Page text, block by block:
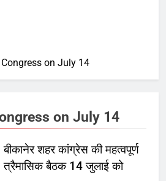
on July 14
on July 14
बीकानेर शहर कांग्रेस की महत्वपूर्ण
त्रैमासिक बैठक 14 जुलाई को